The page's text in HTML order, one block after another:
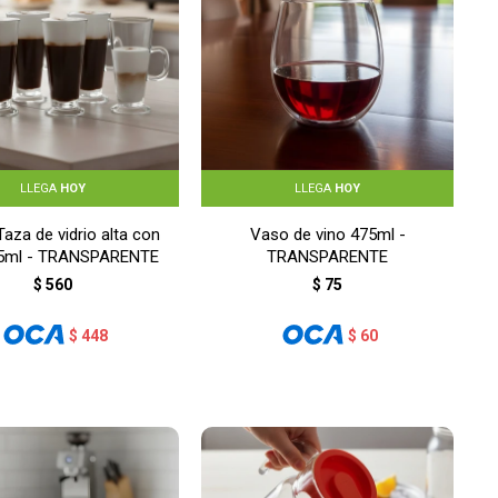
LLEGA HOY
de vidrio alta con
- TRANSPARENTE
$ 560
$ 448
LLEGA HOY
Vaso de vino 475ml -
TRANSPARENTE
$ 75
$ 60